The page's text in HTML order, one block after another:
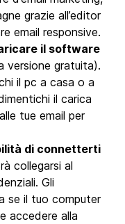
grazie all’editor
email responsive.
il software
versione gratuita).
il pc a casa o a
il carica
tue email per
di connetterti
collegarsi al
Gli
se il tuo computer
accedere alla